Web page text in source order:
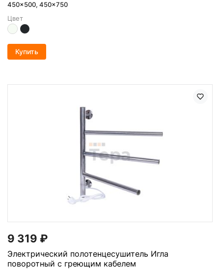
450x500, 450x750
Цвет
Купить
9 319 ₽
Электрический полотенцесушитель Игла
поворотный с греющим кабелем